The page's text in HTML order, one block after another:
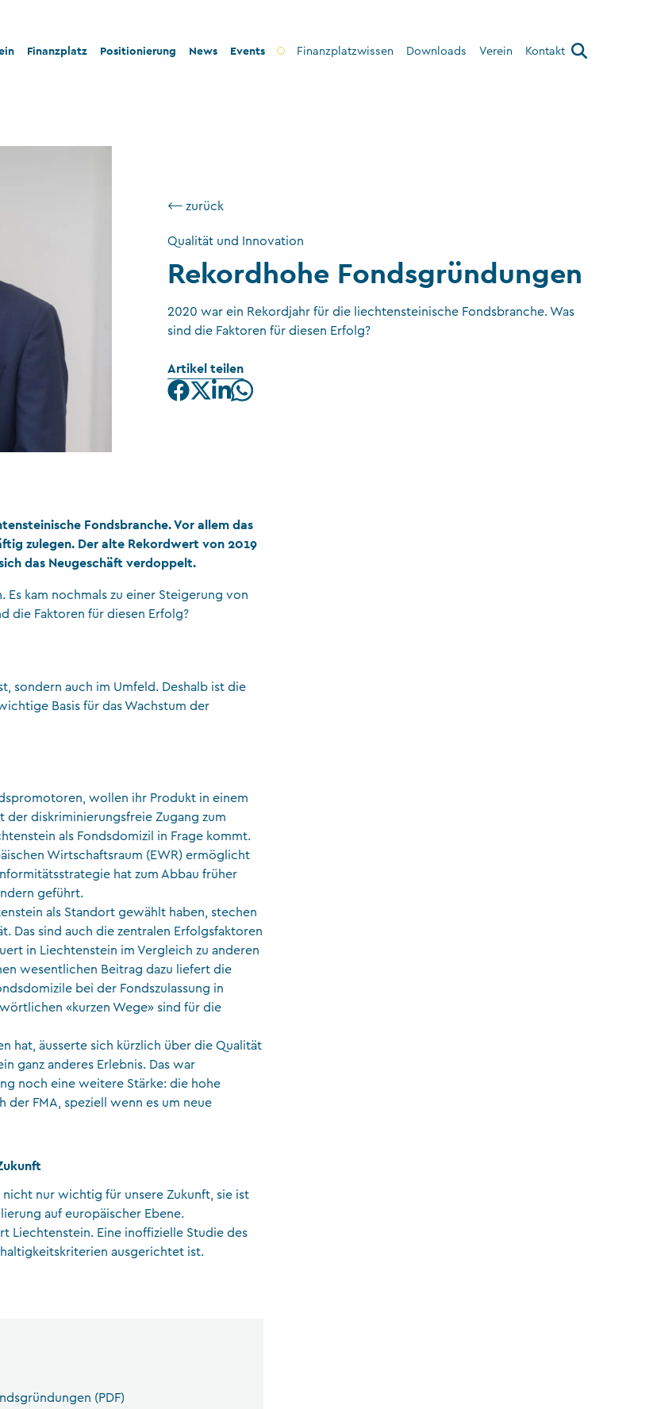
Finanzplatz
Treuhandsektor
Gemeinnützige Stiftungen und Trusts
Wirtschaftsprüfung
VT-Dienstleistungen
Versicherungsvermittler
CFA Society Liechtenstein
Rechtsanwälte
Positionierung
Stabilität und Sicherheit
Nachhaltigkeit
News Events Finanzplatzwissen Downloads Verein Kontakt
⟵ zurück
Qualität und Innovation
Rekordhohe Fondsgründungen
2020 war ein Rekordjahr für die liechtensteinische Fondsbranche. Was
sind die Faktoren für diesen Erfolg?
Artikel teilen
Fondsbranche. Vor allem das
zulegen. Der alte Rekordwert von 2019
das Neugeschäft verdoppelt.
Es kam nochmals zu einer Steigerung von
die Faktoren für diesen Erfolg?
sondern auch im Umfeld. Deshalb ist die
Basis für das Wachstum der
wollen ihr Produkt in einem
der diskriminierungsfreie Zugang zum
als Fondsdomizil in Frage kommt.
Wirtschaftsraum (EWR) ermöglicht
hat zum Abbau früher
geführt.
als Standort gewählt haben, stechen
Das sind auch die zentralen Erfolgsfaktoren
in Liechtenstein im Vergleich zu anderen
wesentlichen Beitrag dazu liefert die
bei der Fondszulassung in
«kurzen Wege» sind für die
hat, äusserte sich kürzlich über die Qualität
ganz anderes Erlebnis. Das war
noch eine weitere Stärke: die hohe
FMA, speziell wenn es um neue
nur wichtig für unsere Zukunft, sie ist
auf europäischer Ebene.
Liechtenstein. Eine inoffizielle Studie des
ausgerichtet ist.
(PDF)